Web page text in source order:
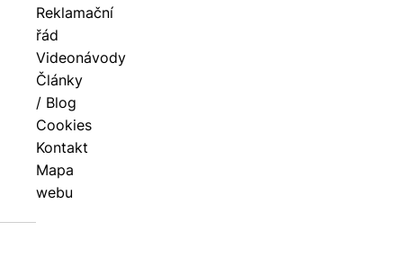
Reklamační
řád
Videonávody
Články
/ Blog
Cookies
Kontakt
Mapa
webu